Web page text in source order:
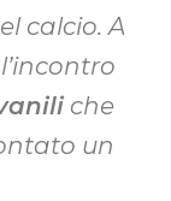
calcio. A
che
un